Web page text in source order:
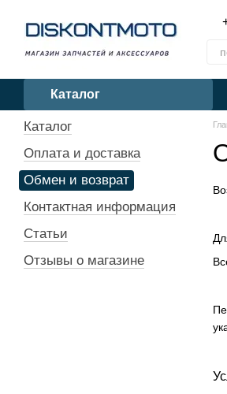
Каталог
Каталог
Оплата и доставка
Обмен и возврат
Контактная информация
Статьи
Отзывы о магазине